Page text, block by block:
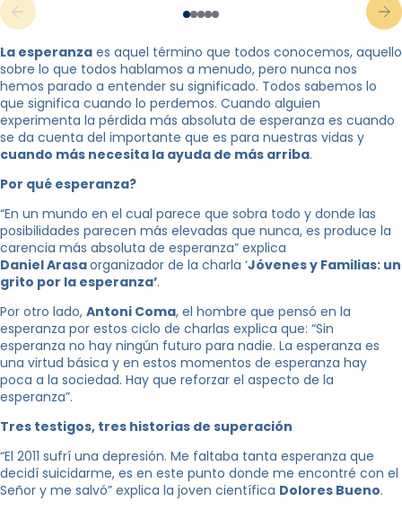
La esperanza es aquel término que todos conocemos, aquello
sobre lo que todos hablamos a menudo, pero nunca nos
hemos parado a entender su significado. Todos sabemos lo
que significa cuando lo perdemos. Cuando alguien
experimenta la pérdida más absoluta de esperanza es cuando
se da cuenta del importante que es para nuestras vidas y
cuando más necesita la ayuda de más arriba.
Por qué esperanza?
“En un mundo en el cual parece que sobra todo y donde las
posibilidades parecen más elevadas que nunca, es produce la
carencia más absoluta de esperanza” explica
Daniel Arasaorganizador de la charla ‘Jóvenes y Familias: un
grito por la esperanza’.
Por otro lado, Antoni Coma, el hombre que pensó en la
esperanza por estos ciclo de charlas explica que: “Sin
esperanza no hay ningún futuro para nadie. La esperanza es
una virtud básica y en estos momentos de esperanza hay
poca a la sociedad. Hay que reforzar el aspecto de la
esperanza”.
Tres testigos, tres historias de superación
“El 2011 sufrí una depresión. Me faltaba tanta esperanza que
decidí suicidarme, es en este punto donde me encontré con el
Señor y me salvó” explica la joven científica Dolores Bueno.